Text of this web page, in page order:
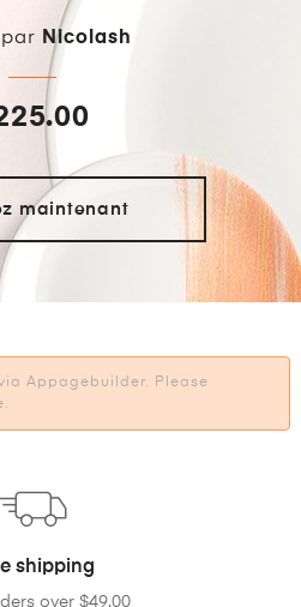
Nicolash
maintenant
Appagebuilder. Please
shipping
over $49.00